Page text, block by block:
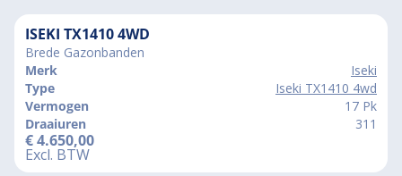
ISEKI TX1410 4WD
Brede Gazonbanden
Merk
Iseki
Type
Iseki TX1410 4wd
Vermogen
17 Pk
Draaiuren
311
€4.650,00
Excl. BTW